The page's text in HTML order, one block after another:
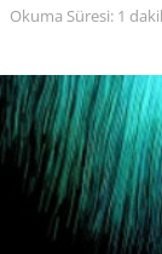
Okuma Süresi: 1